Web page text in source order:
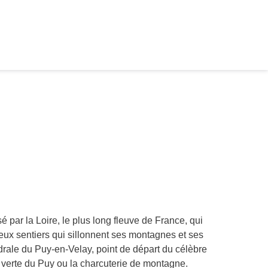
par la Loire, le plus long fleuve de France, qui
sentiers qui sillonnent ses montagnes et ses
du Puy-en-Velay, point de départ du célèbre
du Puy ou la charcuterie de montagne.